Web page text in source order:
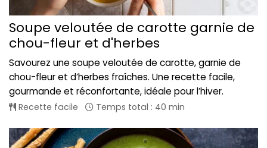
Soupe veloutée de carotte garnie de
chou-fleur et d'herbes
Savourez une soupe veloutée de carotte, garnie de
chou-fleur et d’herbes fraîches. Une recette facile,
gourmande et réconfortante, idéale pour l’hiver.
Recette facile Temps total : 40 min